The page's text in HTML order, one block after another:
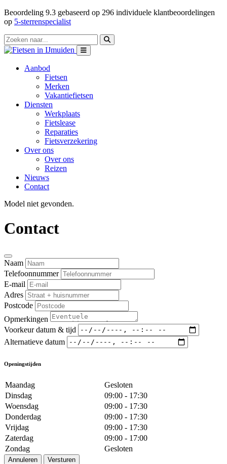
Beoordeling 9.3 gebaseerd op 296 individuele klantbeoordelingen
op 5-sterrenspecialist
Aanbod
Fietsen
Merken
Vakantiefietsen
Diensten
Werkplaats
Fietslease
Reparaties
Fietsverzekering
Over ons
Over ons
Reizen
Nieuws
Contact
Model niet gevonden.
Contact
Naam
Telefoonnummer
E-mail
Adres
Postcode
Opmerkingen
Voorkeur datum & tijd
Alternatieve datum
Openingstijden
Maandag
Gesloten
Dinsdag
09:00 - 17:30
Woensdag
09:00 - 17:30
Donderdag
09:00 - 17:30
Vrijdag
09:00 - 17:30
Zaterdag
09:00 - 17:00
Zondag
Gesloten
Annuleren Versturen